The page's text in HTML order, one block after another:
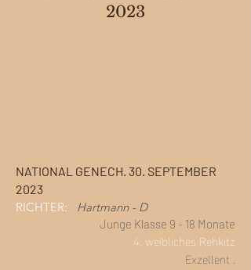
2023
NATIONAL GENECH. 30. SEPTEMBER
2023
RICHTER:
Hartmann - D
Junge Klasse 9 - 18 Monate
4. weibliches Rehkitz
Exzellent .